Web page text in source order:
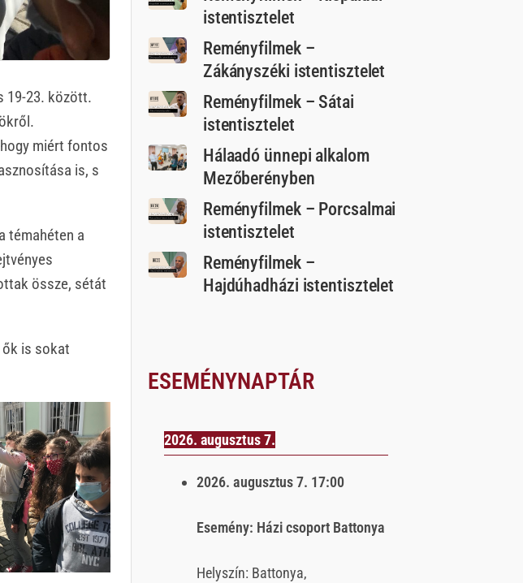
19-23. között.
miért fontos
is, s
témahéten a
össze, sétát
ők is sokat
istentisztelet
Reményfilmek –
Zákányszéki istentisztelet
Reményfilmek – Sátai
istentisztelet
Hálaadó ünnepi alkalom
Mezőberényben
Reményfilmek – Porcsalmai
istentisztelet
Reményfilmek –
Hajdúhadházi istentisztelet
ESEMÉNYNAPTÁR
2026. augusztus 7.
2026. augusztus 7. 17:00
Esemény: Házi csoport Battonya
Helyszín: Battonya,